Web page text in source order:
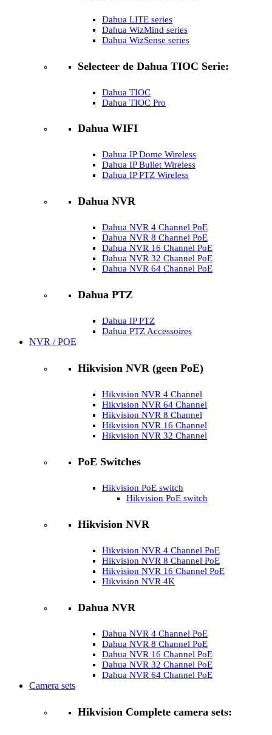
Dahua LITE series
Dahua WizMind series
Dahua WizSense series
Selecteer de Dahua TIOC Serie:
Dahua TIOC
Dahua TIOC Pro
Dahua WIFI
Dahua IP Dome Wireless
Dahua IP Bullet Wireless
Dahua IP PTZ Wireless
Dahua NVR
Dahua NVR 4 Channel PoE
Dahua NVR 8 Channel PoE
Dahua NVR 16 Channel PoE
Dahua NVR 32 Channel PoE
Dahua NVR 64 Channel PoE
Dahua PTZ
Dahua IP PTZ
Dahua PTZ Accessoires
NVR / POE
Hikvision NVR (geen PoE)
Hikvision NVR 4 Channel
Hikvision NVR 64 Channel
Hikvision NVR 8 Channel
Hikvision NVR 16 Channel
Hikvision NVR 32 Channel
PoE Switches
Hikvision PoE switch
Hikvision PoE switch
Hikvision NVR
Hikvision NVR 4 Channel PoE
Hikvision NVR 8 Channel PoE
Hikvision NVR 16 Channel PoE
Hikvision NVR 4K
Dahua NVR
Dahua NVR 4 Channel PoE
Dahua NVR 8 Channel PoE
Dahua NVR 16 Channel PoE
Dahua NVR 32 Channel PoE
Dahua NVR 64 Channel PoE
Camera sets
Hikvision Complete camera sets: